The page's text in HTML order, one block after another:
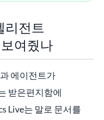
리전트
여줬나
에이전트가
받은편지함에
Live는 말로 문서를